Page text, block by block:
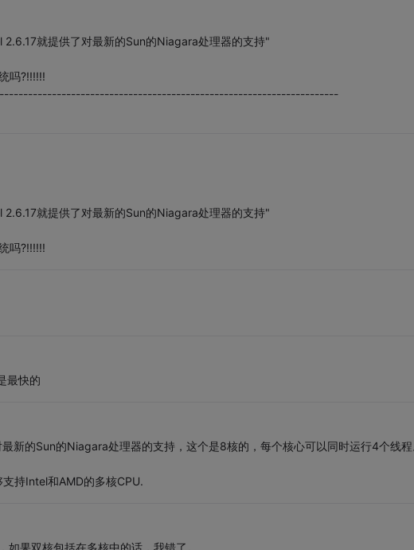
就提供了对最新的Sun的Niagara处理器的支持"
吗?!!!!!!
就提供了对最新的Sun的Niagara处理器的支持"
吗?!!!!!!
最快的
新的Sun的Niagara处理器的支持，这个是8核的，每个核心可以同时运行4个线
持Intel和AMD的多核CPU.
果双核包括在多核中的话，我错了。